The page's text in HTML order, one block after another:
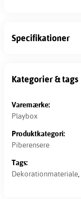
Specifikationer
Kategorier & tags
Varemærke:
Playbox
Produktkategori:
Piberensere
Tags:
Dekorationmateriale,